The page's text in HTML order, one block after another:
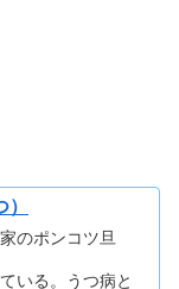
のポンコツ旦
いる。うつ病と